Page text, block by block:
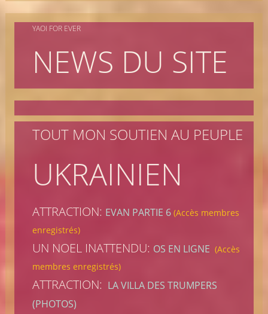
YAOI FOR EVER
NEWS DU SITE
TOUT MON SOUTIEN AU PEUPLE
UKRAINIEN
ATTRACTION: EVAN PARTIE 6 (Accès membres
enregistrés)
UN NOEL INATTENDU: OS EN LIGNE (Accès
membres enregistrés)
ATTRACTION: LA VILLA DES TRUMPERS
(PHOTOS)